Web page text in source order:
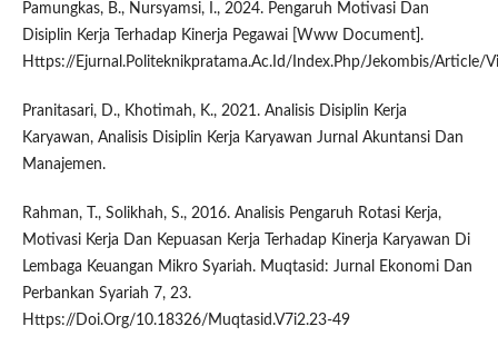
Pamungkas, B., Nursyamsi, I., 2024. Pengaruh Motivasi Dan
Disiplin Kerja Terhadap Kinerja Pegawai [Www Document].
Https://Ejurnal.Politeknikpratama.Ac.Id/Index.Php/Jekombis/Article/
Pranitasari, D., Khotimah, K., 2021. Analisis Disiplin Kerja
Karyawan, Analisis Disiplin Kerja Karyawan Jurnal Akuntansi Dan
Manajemen.
Rahman, T., Solikhah, S., 2016. Analisis Pengaruh Rotasi Kerja,
Motivasi Kerja Dan Kepuasan Kerja Terhadap Kinerja Karyawan Di
Lembaga Keuangan Mikro Syariah. Muqtasid: Jurnal Ekonomi Dan
Perbankan Syariah 7, 23.
Https://Doi.Org/10.18326/Muqtasid.V7i2.23-49